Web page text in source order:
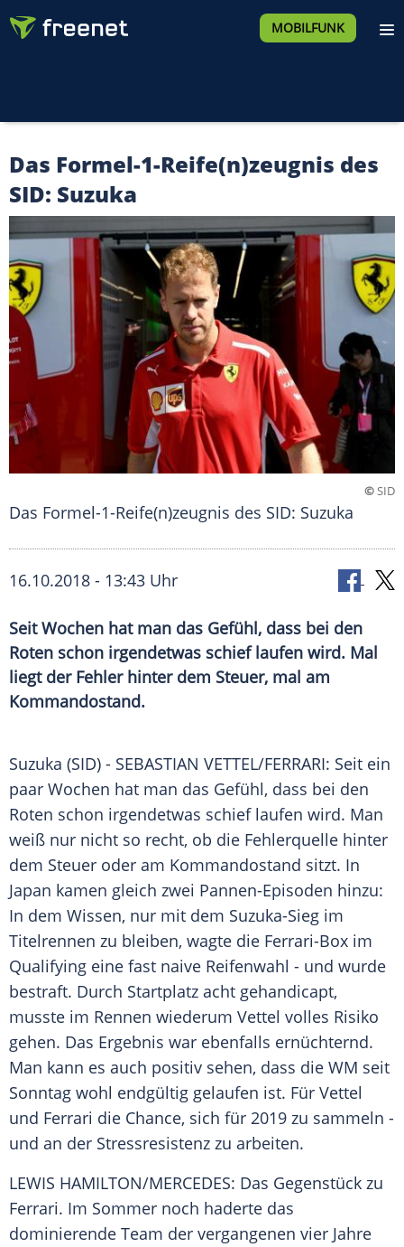
MOBILFUNK
Das Formel-1-Reife(n)zeugnis des
SID: Suzuka
©SID
Das Formel-1-Reife(n)zeugnis des SID: Suzuka
16.10.2018 - 13:43 Uhr
Seit Wochen hat man das Gefühl, dass bei den
Roten schon irgendetwas schief laufen wird. Mal
liegt der Fehler hinter dem Steuer, mal am
Kommandostand.
Suzuka (SID) - SEBASTIAN VETTEL/FERRARI: Seit ein
paar Wochen hat man das Gefühl, dass bei den
Roten schon irgendetwas schief laufen wird. Man
weiß nur nicht so recht, ob die Fehlerquelle hinter
dem Steuer oder am Kommandostand sitzt. In
Japan kamen gleich zwei Pannen-Episoden hinzu:
In dem Wissen, nur mit dem Suzuka-Sieg im
Titelrennen zu bleiben, wagte die Ferrari-Box im
Qualifying eine fast naive Reifenwahl - und wurde
bestraft. Durch Startplatz acht gehandicapt,
musste im Rennen wiederum Vettel volles Risiko
gehen. Das Ergebnis war ebenfalls ernüchternd.
Man kann es auch positiv sehen, dass die WM seit
Sonntag wohl endgültig gelaufen ist. Für Vettel
und Ferrari die Chance, sich für 2019 zu sammeln -
und an der Stressresistenz zu arbeiten.
LEWIS HAMILTON/MERCEDES: Das Gegenstück zu
Ferrari. Im Sommer noch haderte das
dominierende Team der vergangenen vier Jahre